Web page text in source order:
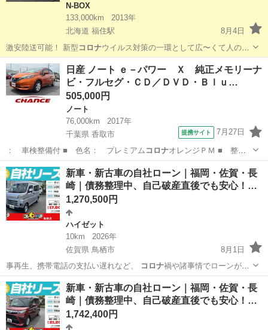
N-BOX
133,000km
2013年
北海道 福住駅
8月4日
激安陸送可能！ 新型 コロナウイルス対策の一環として広〜くて人の
と…
北海道 札幌市 福住駅
日産 ノート ｅ－パワー Ｘ 純正メモリーナ
ビ・フルセグ・ＣＤ／ＤＶＤ・Ｂｌｕ…
505,000円
ノート
76,000km
2017年
千葉県 香取市
提携サイト 7月27日
： 車検整備付 ■ 色名： プレミアム コロナオレンジＰＭ ■ 整
備： 整備付 ■ …
千葉 香取市 ノート
新車・新古車の自社ローン｜福岡・佐賀・長
崎｜債務整理中、自己破産直後でも安心！…
1,270,500円
ハイゼット
10km
2026年
佐賀県 鳥栖市
8月1日
事再生、携帯電話の支払い遅れなど、
コロナ禍や諸事情でローンが組
めなくなった方の…
佐賀 鳥栖市 ハイゼット 車両
新車・新古車の自社ローン｜福岡・佐賀・長
崎｜債務整理中、自己破産直後でも安心！…
1,742,400円